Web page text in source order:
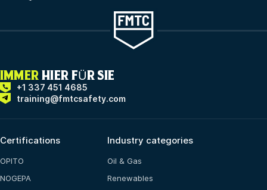
IMMER HIER FÜR SIE
+1 337 451 4685
training@fmtcsafety.com
Certifications
OPITO
NOGEPA
Industry categories
Oil & Gas
Renewables